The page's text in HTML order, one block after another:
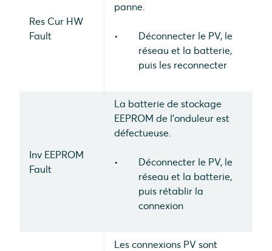
Res Cur HW
Fault
panne.
Déconnecter le PV, le
réseau et la batterie,
puis les reconnecter
Inv EEPROM
Fault
La batterie de stockage
EEPROM de l'onduleur est
défectueuse.
Déconnecter le PV, le
réseau et la batterie,
puis rétablir la
connexion
Les connexions PV sont